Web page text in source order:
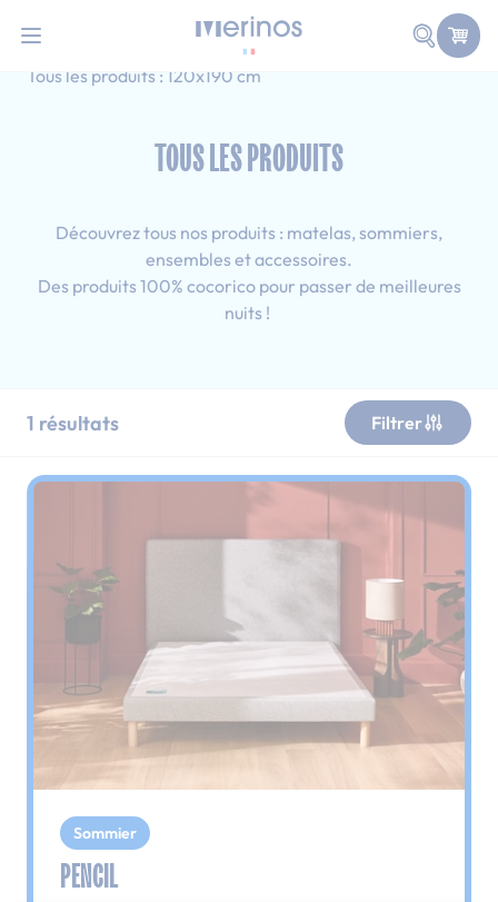
Faire
Accueil
Ado
Tous les produits : 120x190 cm
TOUS LES PRODUITS
Découvrez tous nos produits : matelas, sommiers,
ensembles et accessoires.
Des produits 100% cocorico pour passer de meilleures
nuits !
1 résultats Filtrer
Sommier
PENCIL